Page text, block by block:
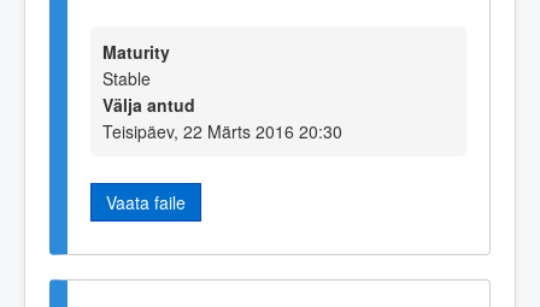
Maturity
Stable
Välja antud
Teisipäev, 22 Märts 2016 20:30
Vaata faile